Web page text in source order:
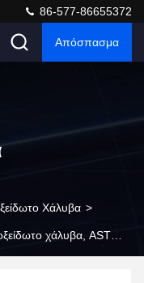
86-577-86655372
Απόσπασμα
Χάλυβα >
χάλυβα, ASTM